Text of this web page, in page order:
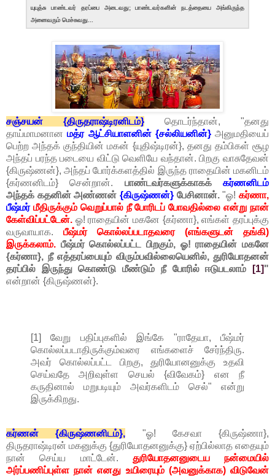
யுயுத்சு பாண்டவர் தரப்பை அடைவது; பாண்டவர்களின் நடத்தையை அங்கிருந்த
அனைவரும் மெச்சுவது...
சஞ்சயன் {திருதராஷ்டிரனிடம்} தொடர்ந்தான், "தனது
தாய்மாமனானமத்ர ஆட்சியாளனின் {சல்லியனின்}அனுமதியைப்
பெற்ற அந்தக் குந்தியின் மகன் {யுதிஷ்டிரன்}, தனது தம்பிகள் சூழ
அந்தப் பரந்த படையை விட்டு வெளியே வந்தான். பிறகு வாசுதேவன்
{கிருஷ்ணன்}, அந்தப் போர்க்களத்தில் இருந்த ராதையின் மகனிடம்
{கர்ணனிடம்} சென்றான். பாண்டவர்களுக்காகக்கர்ணனிடம்
அந்தக் கதனின் அண்ணன் {கிருஷ்ணன்} பேசினான்."ஓ!கர்ணா,
பீஷ்மர்மீதிருக்கும் வெறுப்பால் நீ போரிடப் போவதில்லை என்று நான்
கேள்விப்பட்டேன். ஓ! ராதையின் மகனே {கர்ணா}, எங்கள் தரப்புக்கு
வருவாயாக. பீஷ்மர் கொல்லப்படாதவரை (எங்களுடன் தங்கி)
இருக்கலாம். பீஷ்மர் கொல்லப்பட்ட பிறகும், ஓ! ராதையின் மகனே
{கர்ணா}, நீ எத்தரப்பையும் விரும்பவில்லையெனில், துரியோதனன்
தரப்பில் இருந்து கொண்டு மீண்டும் நீ போரில் ஈடுபடலாம் [1]"
என்றான் {கிருஷ்ணன்}.
[1] வேறு பதிப்புகளில் இங்கே "ராதேயா, பீஷ்மர்
கொல்லப்படாதிருக்கும்வரை எங்களைச் சேர்ந்திரு.
அவர் கொல்லப்பட்ட பிறகு, துரியோனனுக்கு உதவி
செய்வதே அறிவுள்ள செயல் {விவேகம்} என நீ
கருதினால் மறுபடியும் அவர்களிடம் செல்" என்று
இருக்கிறது.
கர்ணன் {கிருஷ்ணனிடம்}, "ஓ! கேசவா {கிருஷ்ணா},
திருதராஷ்டிரன் மகனுக்கு {துரியோதனனுக்கு} ஏற்பில்லாத எதையும்
நான் செய்ய மாட்டேன். துரியோதனனுடைய நன்மையில்
அர்ப்பணிப்புள்ள நான் எனது உயிரையும் (அவனுக்காக) விடுவேன்